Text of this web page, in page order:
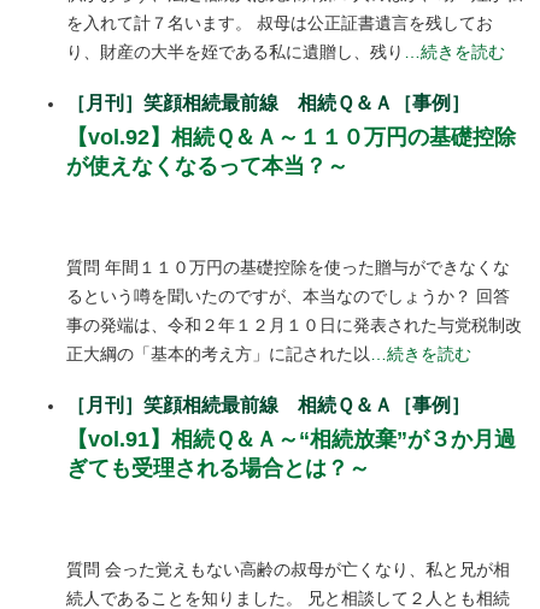
を入れて計７名います。 叔母は公正証書遺言を残してお
り、財産の大半を姪である私に遺贈し、残り
…続きを読む
［月刊］笑顔相続最前線 相続Ｑ＆Ａ［事例］
【vol.92】相続Ｑ＆Ａ～１１０万円の基礎控除
が使えなくなるって本当？～
質問 年間１１０万円の基礎控除を使った贈与ができなくな
るという噂を聞いたのですが、本当なのでしょうか？ 回答
事の発端は、令和２年１２月１０日に発表された与党税制改
正大綱の「基本的考え方」に記された以
…続きを読む
［月刊］笑顔相続最前線 相続Ｑ＆Ａ［事例］
【vol.91】相続Ｑ＆Ａ～“相続放棄”が３か月過
ぎても受理される場合とは？～
質問 会った覚えもない高齢の叔母が亡くなり、私と兄が相
続人であることを知りました。 兄と相談して２人とも相続